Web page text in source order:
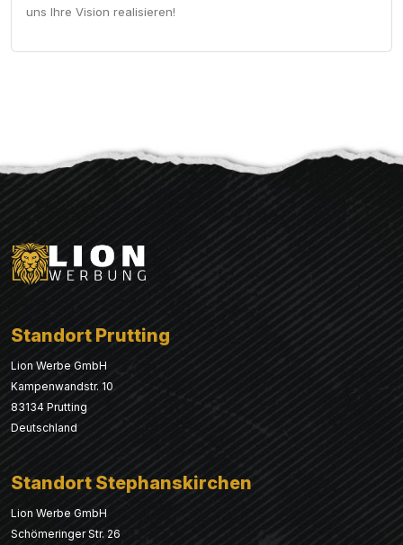
uns Ihre Vision realisieren!
Standort Prutting
Lion Werbe GmbH
Kampenwandstr. 10
83134 Prutting
Deutschland
Standort Stephanskirchen
Lion Werbe GmbH
Schömeringer Str. 26